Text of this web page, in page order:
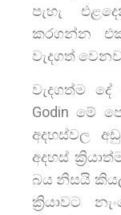
පැහැ
කරගන්න
වැදගත්
වැදගත්ම
Godin මේ
අදහස්වල
අදහස්
බය නිසයි
ක්‍රියාවට